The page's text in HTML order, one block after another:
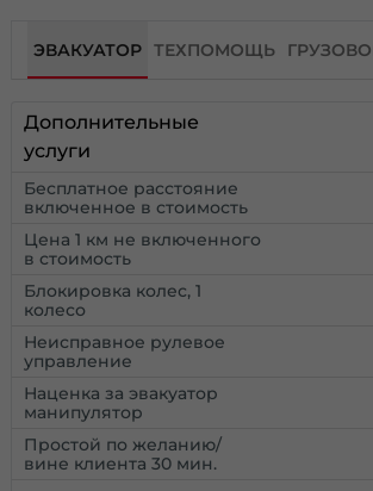
ЭВАКУАТОР ТЕХПОМОЩЬ
Дополнительные
услуги
Бесплатное расстояние
включенное в стоимость
Цена 1 км не включенного
в стоимость
Блокировка колес, 1
колесо
Неисправное рулевое
управление
Наценка за эвакуатор
манипулятор
Простой по желанию/
вине клиента 30 мин.